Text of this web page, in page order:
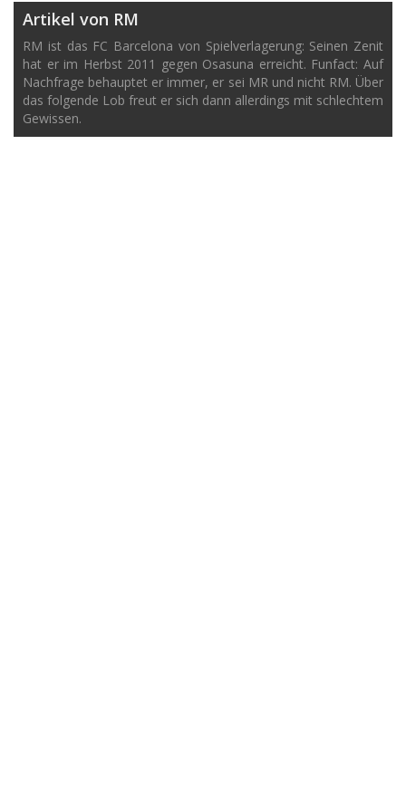
Artikel von RM
RM ist das FC Barcelona von Spielverlagerung: Seinen Zenit
hat er im Herbst 2011 gegen Osasuna erreicht. Funfact: Auf
Nachfrage behauptet er immer, er sei MR und nicht RM. Über
das folgende Lob freut er sich dann allerdings mit schlechtem
Gewissen.